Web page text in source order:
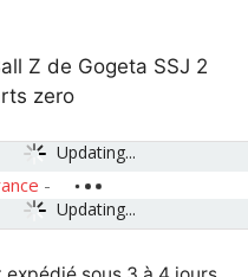
Z de Gogeta SSJ 2
zero
Updating...
Updating...
-